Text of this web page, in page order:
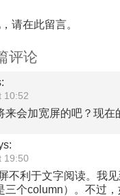
请在此留言。
评论
10:52
来会加宽屏的吧？现在
19:50
不利于文字阅读。我
三个column）。不过